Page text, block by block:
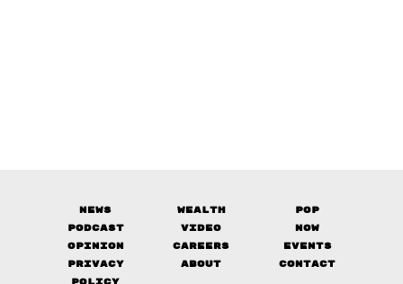
News Wealth
Pop
Podcast
Video
Now
Opinion
Careers
Events
Privacy
About Contact